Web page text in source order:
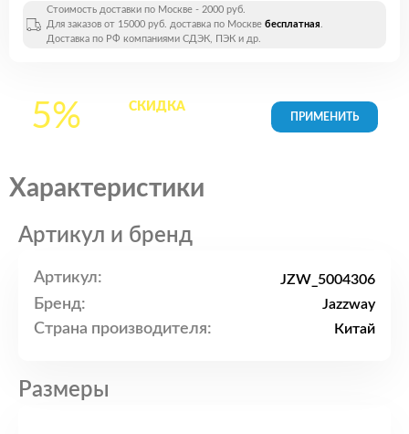
Стоимость доставки по Москве - 2000 руб.
Для заказов от 15000 руб. доставка по Москве бесплатная.
Доставка по РФ компаниями СДЭК, ПЭК и др.
5% СКИДКАна все
Характеристики
Артикул и бренд
Артикул: JZW_5004306
Бренд: Jazzway
Страна производителя: Китай
Размеры